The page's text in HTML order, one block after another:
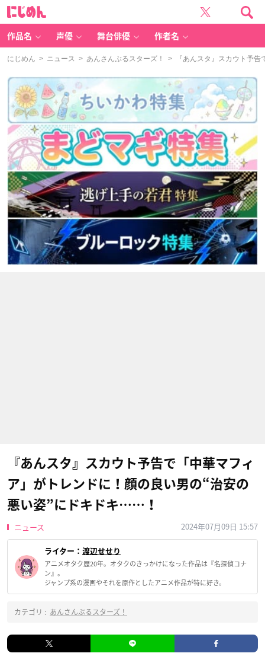
作品名 声優 舞台俳優 作者名
にじめん > ニュース > あんさんぶるスターズ！ > 『あんスタ』スカウト予告
『あんスタ』スカウト予告で「中華マフィ
ア」がトレンドに！顔の良い男の“治安の
悪い姿”にドキドキ……！
ニュース 2024年07月09日 15:57
ライター： 渡辺せせり
アニメオタク歴20年。オタクのきっかけになった作品は『名探偵コナ
ン』。
ジャンプ系の漫画やそれを原作としたアニメ作品が特に好き。
カテゴリ : あんさんぶるスターズ！